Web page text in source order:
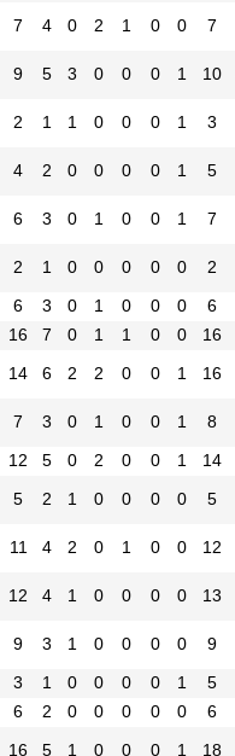
7 4 0 2 1 0 0 7
9 5 3 0 0 0 1 10
2 1 1 0 0 0 1 3
4 2 0 0 0 0 1 5
6 3 0 1 0 0 1 7
2 1 0 0 0 0 0 2
6 3 0 1 0 0 0 6
16 7 0 1 1 0 0 16
14 6 2 2 0 0 1 16
7 3 0 1 0 0 1 8
12 5 0 2 0 0 1 14
5 2 1 0 0 0 0 5
11 4 2 0 1 0 0 12
12 4 1 0 0 0 0 13
9 3 1 0 0 0 0 9
3 1 0 0 0 0 1 5
6 2 0 0 0 0 0 6
16 5 1 0 0 0 1 18